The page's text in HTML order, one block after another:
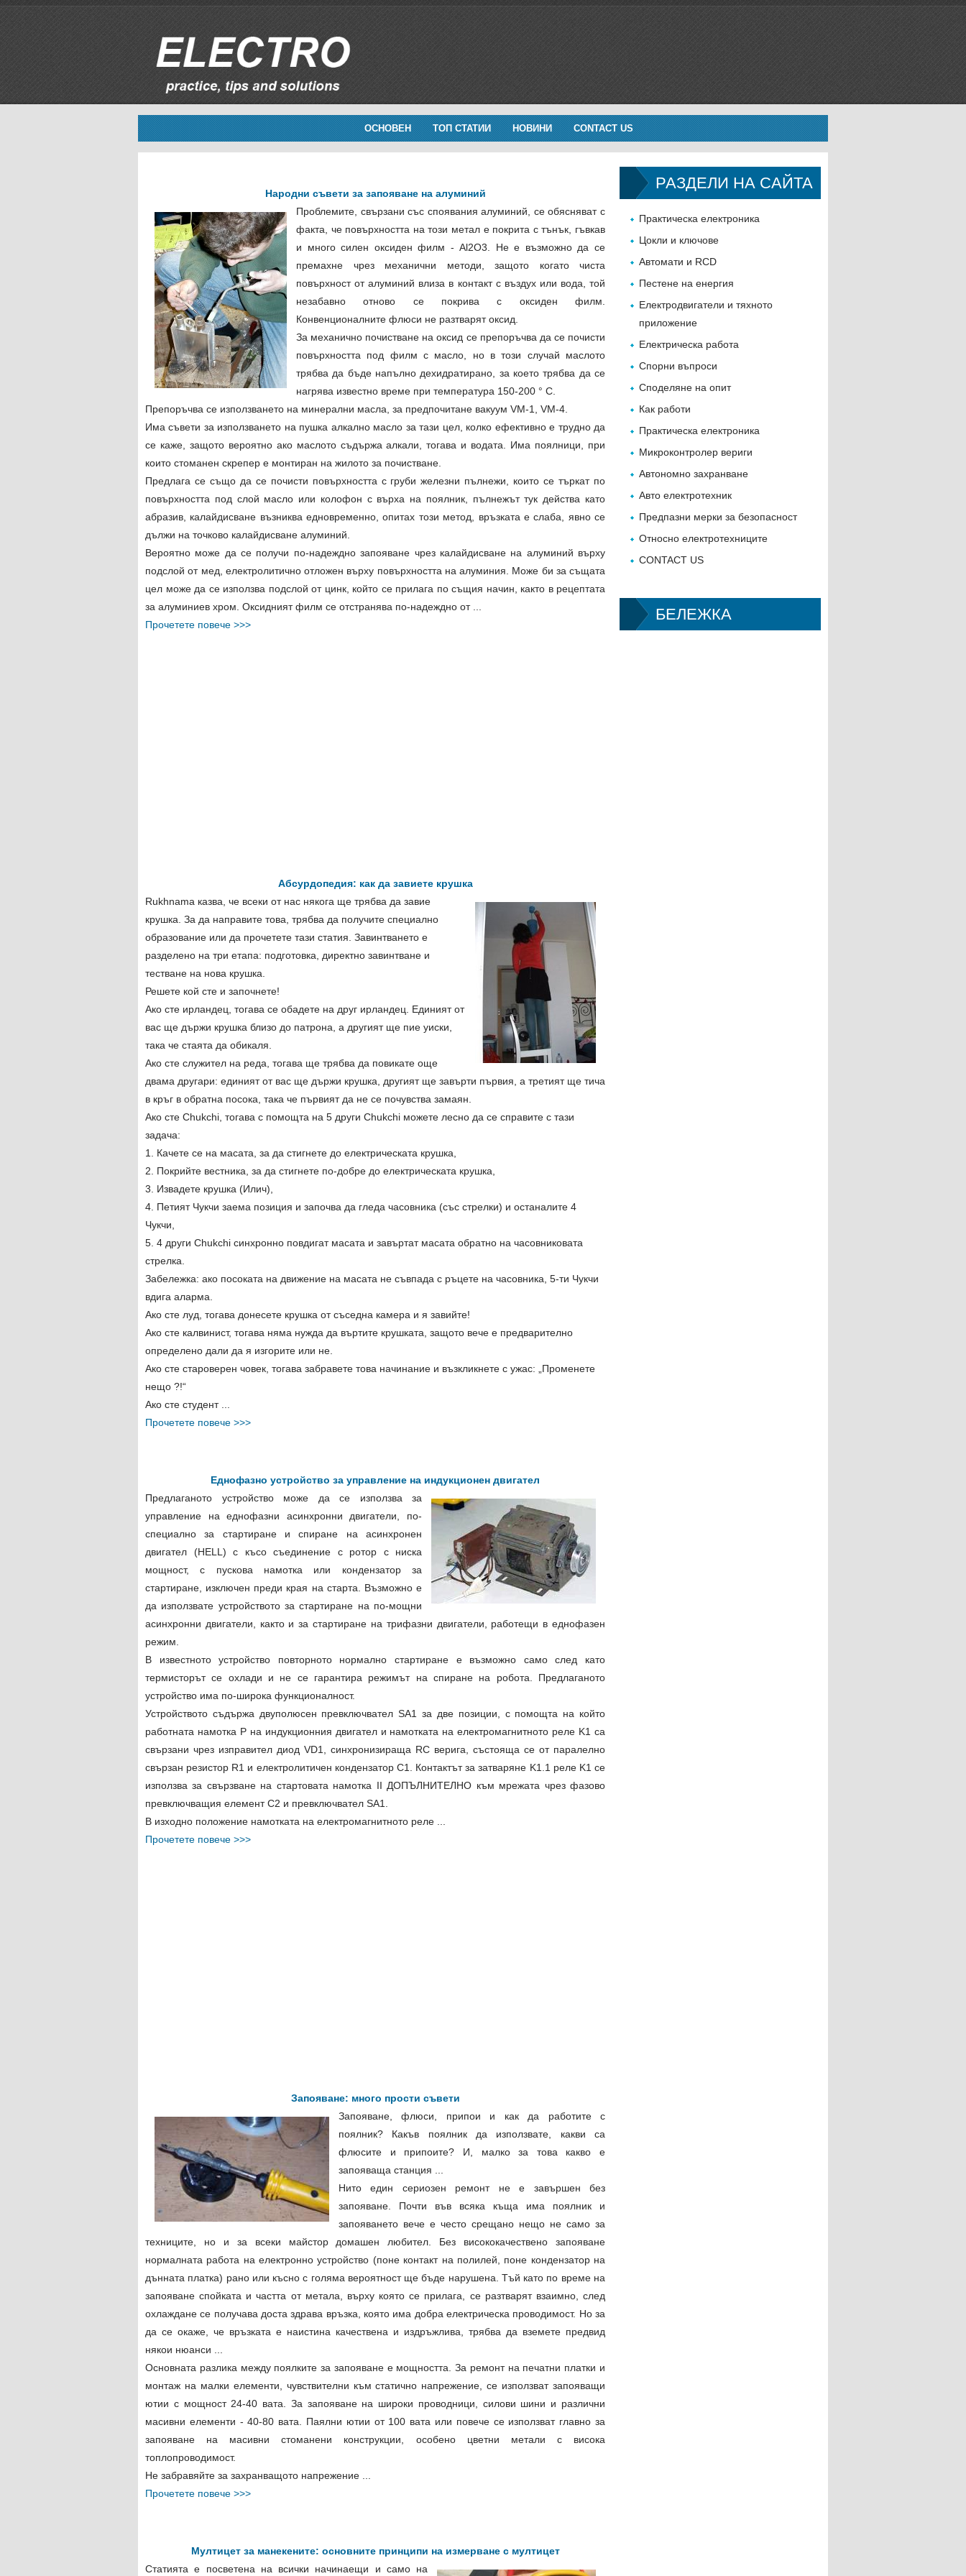
ОСНОВЕН ТОП СТАТИИ НОВИНИ CONTACT US
Народни съвети за запояване на алуминий
Проблемите, свързани със споявания алуминий, се обясняват с
факта, че повърхността на този метал е покрита с тънък, гъвкав
и много силен оксиден филм - Al2O3. Не е възможно да се
премахне чрез механични методи, защото когато чиста
повърхност от алуминий влиза в контакт с въздух или вода, той
незабавно отново се покрива с оксиден филм.
Конвенционалните флюси не разтварят оксид.
За механично почистване на оксид се препоръчва да се почисти
повърхността под филм с масло, но в този случай маслото
трябва да бъде напълно дехидратирано, за което трябва да се
нагрява известно време при температура 150-200 ° С.
Препоръчва се използването на минерални масла, за предпочитане вакуум VM-1, VM-4.
Има съвети за използването на пушка алкално масло за тази цел, колко ефективно е трудно да
се каже, защото вероятно ако маслото съдържа алкали, тогава и водата. Има поялници, при
които стоманен скрепер е монтиран на жилото за почистване.
Предлага се също да се почисти повърхността с груби железни пълнежи, които се търкат по
повърхността под слой масло или колофон с върха на поялник, пълнежът тук действа като
абразив, калайдисване възниква едновременно, опитах този метод, връзката е слаба, явно се
дължи на точково калайдисване алуминий.
Вероятно може да се получи по-надеждно запояване чрез калайдисване на алуминий върху
подслой от мед, електролитично отложен върху повърхността на алуминия. Може би за същата
цел може да се използва подслой от цинк, който се прилага по същия начин, както в рецептата
за алуминиев хром. Оксидният филм се отстранява по-надеждно от ...
Прочетете повече >>>
Абсурдопедия: как да завиете крушка
Rukhnama казва, че всеки от нас някога ще трябва да завие
крушка. За да направите това, трябва да получите специално
образование или да прочетете тази статия. Завинтването е
разделено на три етапа: подготовка, директно завинтване и
тестване на нова крушка.
Решете кой сте и започнете!
Ако сте ирландец, тогава се обадете на друг ирландец. Единият от
вас ще държи крушка близо до патрона, а другият ще пие уиски,
така че стаята да обикаля.
Ако сте служител на реда, тогава ще трябва да повикате още
двама другари: единият от вас ще държи крушка, другият ще завърти първия, а третият ще тича
в кръг в обратна посока, така че първият да не се почувства замаян.
Ако сте Chukchi, тогава с помощта на 5 други Chukchi можете лесно да се справите с тази
задача:
1. Качете се на масата, за да стигнете до електрическата крушка,
2. Покрийте вестника, за да стигнете по-добре до електрическата крушка,
3. Извадете крушка (Илич),
4. Петият Чукчи заема позиция и започва да гледа часовника (със стрелки) и останалите 4
Чукчи,
5. 4 други Chukchi синхронно повдигат масата и завъртат масата обратно на часовниковата
стрелка.
Забележка: ако посоката на движение на масата не съвпада с ръцете на часовника, 5-ти Чукчи
вдига аларма.
Ако сте луд, тогава донесете крушка от съседна камера и я завийте!
Ако сте калвинист, тогава няма нужда да въртите крушката, защото вече е предварително
определено дали да я изгорите или не.
Ако сте староверен човек, тогава забравете това начинание и възкликнете с ужас: „Променете
нещо ?!“
Ако сте студент ...
Прочетете повече >>>
Еднофазно устройство за управление на индукционен двигател
Предлаганото устройство може да се използва за
управление на еднофазни асинхронни двигатели, по-
специално за стартиране и спиране на асинхронен
двигател (HELL) с късо съединение с ротор с ниска
мощност, с пускова намотка или кондензатор за
стартиране, изключен преди края на старта. Възможно е
да използвате устройството за стартиране на по-мощни
асинхронни двигатели, както и за стартиране на трифазни двигатели, работещи в еднофазен
режим.
В известното устройство повторното нормално стартиране е възможно само след като
термисторът се охлади и не се гарантира режимът на спиране на робота. Предлаганото
устройство има по-широка функционалност.
Устройството съдържа двуполюсен превключвател SA1 за две позиции, с помощта на който
работната намотка P на индукционния двигател и намотката на електромагнитното реле K1 са
свързани чрез изправител диод VD1, синхронизираща RC верига, състояща се от паралелно
свързан резистор R1 и електролитичен кондензатор C1. Контактът за затваряне K1.1 реле K1 се
използва за свързване на стартовата намотка II ДОПЪЛНИТЕЛНО към мрежата чрез фазово
превключващия елемент C2 и превключвател SA1.
В изходно положение намотката на електромагнитното реле ...
Прочетете повече >>>
Запояване: много прости съвети
Запояване, флюси, припои и как да работите с
поялник? Какъв поялник да използвате, какви са
флюсите и припоите? И, малко за това какво е
запояваща станция ...
Нито един сериозен ремонт не е завършен без
запояване. Почти във всяка къща има поялник и
запояването вече е често срещано нещо не само за
техниците, но и за всеки майстор домашен любител. Без висококачествено запояване
нормалната работа на електронно устройство (поне контакт на полилей, поне кондензатор на
дънната платка) рано или късно с голяма вероятност ще бъде нарушена. Тъй като по време на
запояване спойката и частта от метала, върху която се прилага, се разтварят взаимно, след
охлаждане се получава доста здрава връзка, която има добра електрическа проводимост. Но за
да се окаже, че връзката е наистина качествена и издръжлива, трябва да вземете предвид
някои нюанси ...
Основната разлика между поялките за запояване е мощността. За ремонт на печатни платки и
монтаж на малки елементи, чувствителни към статично напрежение, се използват запояващи
ютии с мощност 24-40 вата. За запояване на широки проводници, силови шини и различни
масивни елементи - 40-80 вата. Паялни ютии от 100 вата или повече се използват главно за
запояване на масивни стоманени конструкции, особено цветни метали с висока
топлопроводимост.
Не забравяйте за захранващото напрежение ...
Прочетете повече >>>
Мултицет за манекените: основните принципи на измерване с мултицет
Статията е посветена на всички начинаещи и само на
РАЗДЕЛИ НА САЙТА
Практическа електроника
Цокли и ключове
Автомати и RCD
Пестене на енергия
Електродвигатели и тяхното
приложение
Електрическа работа
Спорни въпроси
Споделяне на опит
Как работи
Практическа електроника
Микроконтролер вериги
Автономно захранване
Авто електротехник
Предпазни мерки за безопасност
Относно електротехниците
CONTACT US
БЕЛЕЖКА